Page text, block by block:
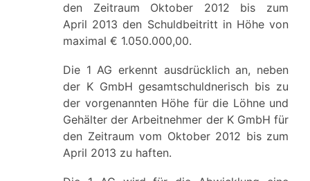
den Zeitraum Oktober 2012 bis zum
April 2013 den Schuldbeitritt in Höhe von
maximal € 1.050.000,00.
Die 1 AG erkennt ausdrücklich an, neben
der K GmbH gesamtschuldnerisch bis zu
der vorgenannten Höhe für die Löhne und
Gehälter der Arbeitnehmer der K GmbH für
den Zeitraum vom Oktober 2012 bis zum
April 2013 zu haften.